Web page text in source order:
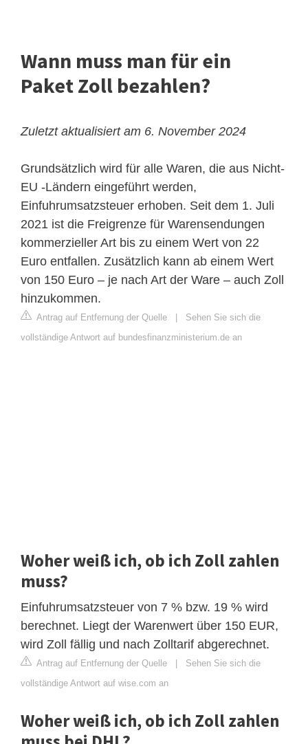
Wann muss man für ein
Paket Zoll bezahlen?
Zuletzt aktualisiert am 6. November 2024
Grundsätzlich wird für alle Waren, die aus Nicht-
EU -Ländern eingeführt werden,
Einfuhrumsatzsteuer erhoben. Seit dem 1. Juli
2021 ist die Freigrenze für Warensendungen
kommerzieller Art bis zu einem Wert von 22
Euro entfallen. Zusätzlich kann ab einem Wert
von 150 Euro – je nach Art der Ware – auch Zoll
hinzukommen.
Antrag auf Entfernung der Quelle
Sehen Sie sich die
vollständige Antwort auf bundesfinanzministerium.de an
Woher weiß ich, ob ich Zoll zahlen
muss?
Einfuhrumsatzsteuer von 7 % bzw. 19 % wird
berechnet. Liegt der Warenwert über 150 EUR,
wird Zoll fällig und nach Zolltarif abgerechnet.
Antrag auf Entfernung der Quelle
Sehen Sie sich die
vollständige Antwort auf wise.com an
Woher weiß ich, ob ich Zoll zahlen